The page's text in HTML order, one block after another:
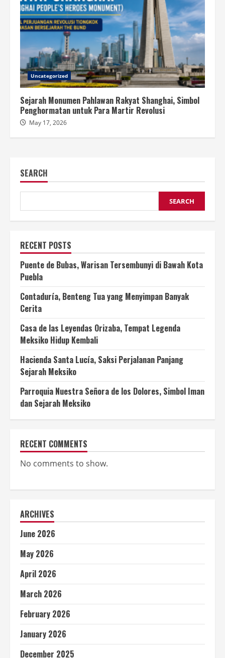
Uncategorized
Sejarah Monumen Pahlawan Rakyat Shanghai, Simbol
Penghormatan untuk Para Martir Revolusi
May 17, 2026
SEARCH
SEARCH
RECENT POSTS
Puente de Bubas, Warisan Tersembunyi di Bawah Kota
Puebla
Contaduría, Benteng Tua yang Menyimpan Banyak
Cerita
Casa de las Leyendas Orizaba, Tempat Legenda
Meksiko Hidup Kembali
Hacienda Santa Lucía, Saksi Perjalanan Panjang
Sejarah Meksiko
Parroquia Nuestra Señora de los Dolores, Simbol Iman
dan Sejarah Meksiko
RECENT COMMENTS
No comments to show.
ARCHIVES
June 2026
May 2026
April 2026
March 2026
February 2026
January 2026
December 2025